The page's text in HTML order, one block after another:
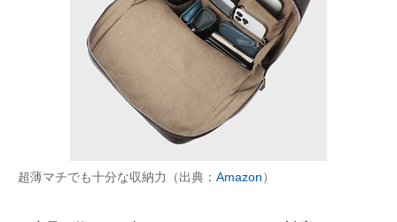
超薄マチでも十分な収納力（出典： Amazon）